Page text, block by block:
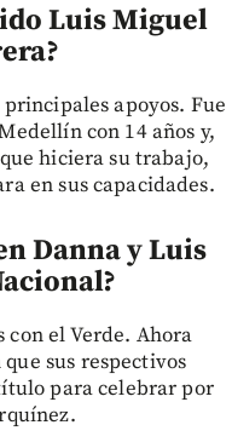
Luis Miguel
apoyos. Fue
con 14 años y,
hiciera su trabajo,
en sus capacidades.
Danna y Luis
con el Verde. Ahora
sus respectivos
para celebrar por